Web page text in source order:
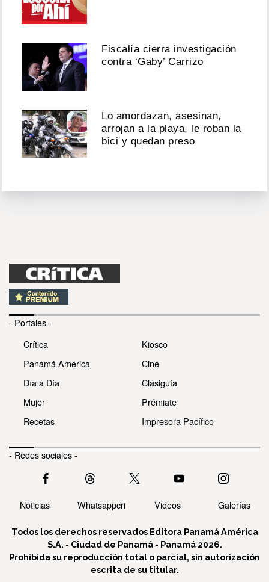
Fiscalía cierra investigación
contra ‘Gaby’ Carrizo
Lo amordazan, asesinan,
arrojan a la playa, le roban la
bici y quedan preso
- Portales -
Crítica
Panamá América
Día a Día
Mujer
Recetas
Kiosco
Cine
Clasiguía
Prémiate
Impresora Pacífico
- Redes sociales -
Noticias Whatsappcri Videos Galerías
Todos los derechos reservados Editora Panamá América
S.A. - Ciudad de Panamá - Panamá 2026.
Prohibida su reproducción total o parcial, sin autorización
escrita de su titular.